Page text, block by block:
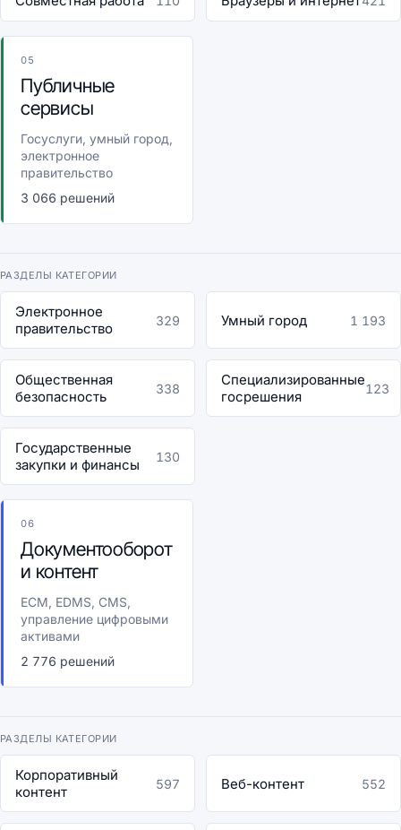
05
Публичные
сервисы
Госуслуги, умный город,
электронное
правительство
3 066 решений
РАЗДЕЛЫ КАТЕГОРИИ
Электронное
правительство
329 Умный город 1 193
Общественная
безопасность
338
Специализированные
госрешения
123
Государственные
закупки и финансы
130
06
Документооборот
и контент
ECM, EDMS, CMS,
управление цифровыми
активами
2 776 решений
РАЗДЕЛЫ КАТЕГОРИИ
Корпоративный
контент
597 Веб-контент 552